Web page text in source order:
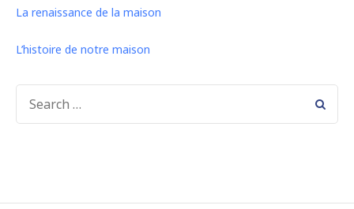
La renaissance de la maison
L’histoire de notre maison
SEARCH
FOR: